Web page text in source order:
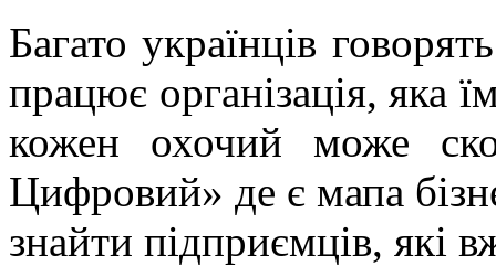
Багато українців
працює організація, яка
кожен охочий може
Цифровий» де є мапа
знайти підприємців, які